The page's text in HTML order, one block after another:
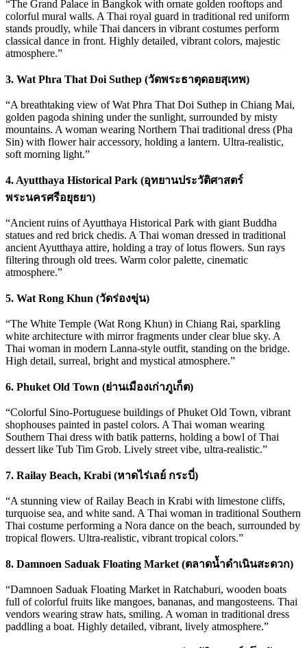
“The Grand Palace in Bangkok with ornate golden rooftops and
colorful mural walls. A Thai royal guard in traditional red uniform
stands proudly, while Thai dancers in vibrant costumes perform
classical dance in front. Highly detailed, vibrant colors, majestic
atmosphere.”
3. Wat Phra That Doi Suthep (วัดพระธาตุดอยสุเทพ)
“A breathtaking view of Wat Phra That Doi Suthep in Chiang Mai,
golden pagoda shining under the sunlight, surrounded by misty
mountains. A woman wearing Northern Thai traditional dress (Pha
Sin) with flower hair accessory, holding a lantern. Ultra-realistic,
soft morning light.”
4. Ayutthaya Historical Park (อุทยานประวัติศาสตร์
พระนครศรีอยุธยา)
“Ancient ruins of Ayutthaya Historical Park with giant Buddha
statues and red brick chedis. A Thai woman dressed in traditional
ancient Ayutthaya attire, holding a tray of lotus flowers. Sun rays
filtering through old trees. Warm color palette, cinematic
atmosphere.”
5. Wat Rong Khun (วัดร่องขุ่น)
“The White Temple (Wat Rong Khun) in Chiang Rai, sparkling
white architecture with mirror fragments under clear blue sky. A
Thai woman in modern Lanna-style outfit, standing on the bridge.
High detail, surreal, bright and mystical atmosphere.”
6. Phuket Old Town (ย่านเมืองเก่าภูเก็ต)
“Colorful Sino-Portuguese buildings of Phuket Old Town, vibrant
shophouses painted in pastel colors. A Thai woman wearing
Southern Thai dress with batik patterns, holding a bowl of Thai
dessert like Tub Tim Grob. Lively street vibe, ultra-realistic.”
7. Railay Beach, Krabi (หาดไร่เลย์ กระบี่)
“A stunning view of Railay Beach in Krabi with limestone cliffs,
turquoise sea, and white sand. A Thai woman in traditional Southern
Thai costume performing a Nora dance on the beach, surrounded by
tropical flowers. Ultra-realistic, vibrant tropical colors.”
8. Damnoen Saduak Floating Market (ตลาดน้ำดำเนินสะดวก)
“Damnoen Saduak Floating Market in Ratchaburi, wooden boats
full of colorful fruits like mangoes, bananas, and mangosteens. Thai
vendors wearing straw hats, smiling. A woman in traditional dress
paddling a boat. Highly detailed, vibrant, lively atmosphere.”